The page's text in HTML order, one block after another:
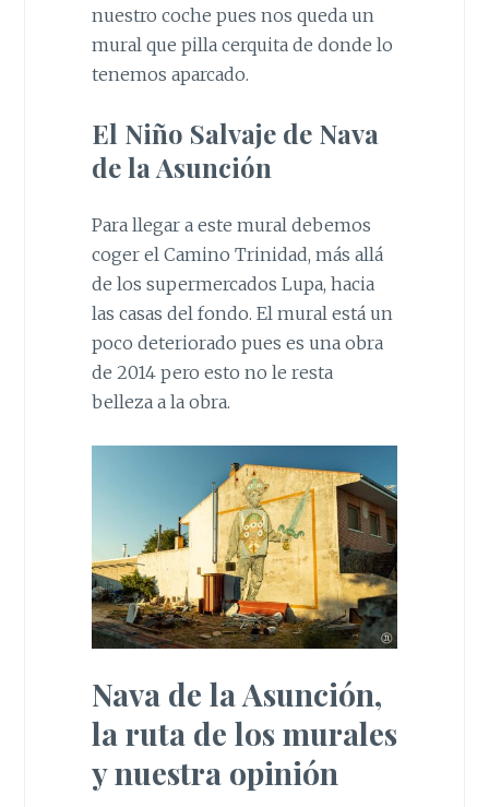
nuestro coche pues nos queda un
mural que pilla cerquita de donde lo
tenemos aparcado.
El Niño Salvaje de Nava
de la Asunción
Para llegar a este mural debemos
coger el Camino Trinidad, más allá
de los supermercados Lupa, hacia
las casas del fondo. El mural está un
poco deteriorado pues es una obra
de 2014 pero esto no le resta
belleza a la obra.
Nava de la Asunción,
la ruta de los murales
y nuestra opinión